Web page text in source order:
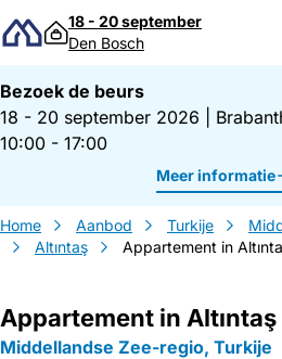
Direct naar inhoud
18 - 20 september
Den Bosch
Bezoek de beurs
18 - 20 september 2026
10:00 - 17:00
Meer informatie
Home Aanbod Turkije
Altıntaş
Appartement in
Appartement in Altıntaş
Middellandse Zee-regio, Turkije